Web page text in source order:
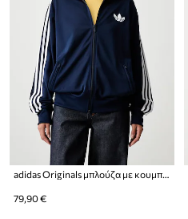
adidas Originals μπλούζα με κουμπιά Γυναικεία Firebird
79,90 €